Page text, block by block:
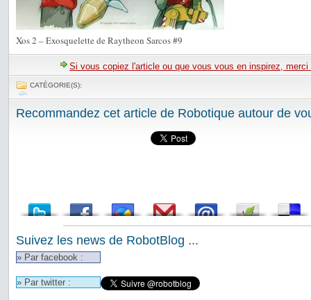
Xos 2 – Exosquelette de Raytheon Sarcos #9
Si vous copiez l'article ou que vous vous en inspirez,
CATÉGORIE(S):
Recommandez cet article de Robotique autour de
Suivez les news de RobotBlog ...
» Par facebook :
» Par twitter :